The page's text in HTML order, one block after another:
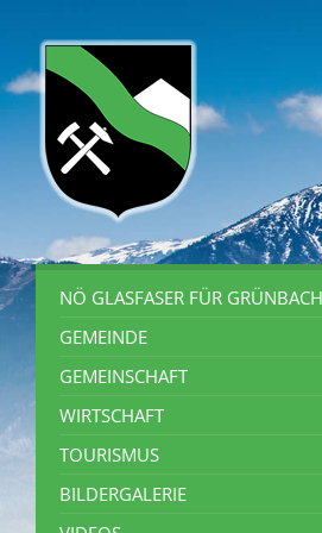
NÖ GLASFASER FÜR GRÜNBACH
GEMEINDE
GEMEINSCHAFT
WIRTSCHAFT
TOURISMUS
BILDERGALERIE